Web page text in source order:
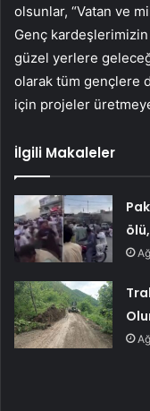
olsunlar, “Vatan ve
Genç
güzel yerlere
olarak tüm gençlere
için projeler
İlgili Makaleler